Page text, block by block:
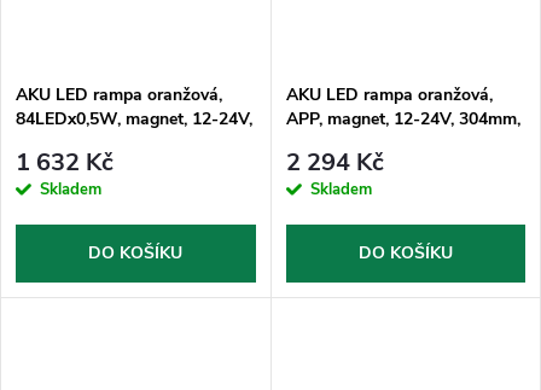
AKU LED rampa oranžová,
84LEDx0,5W, magnet, 12-24V,
1 632 Kč
Skladem
DO KOŠÍKU
AKU LED rampa oranžová,
APP, magnet, 12-24V, 304mm,
2 294 Kč
Skladem
DO KOŠÍKU